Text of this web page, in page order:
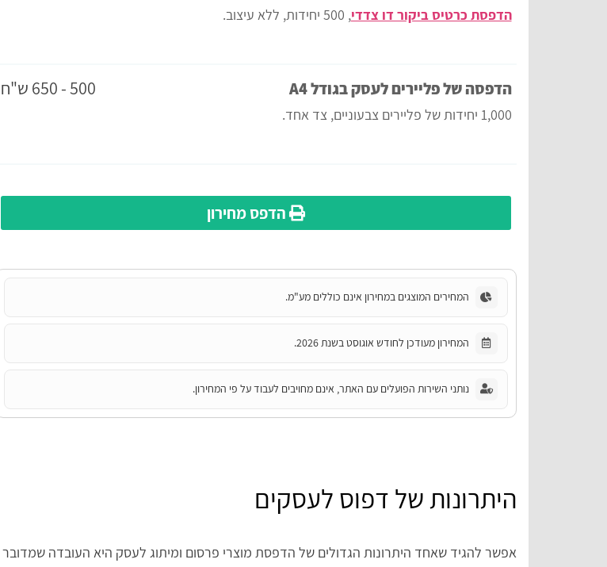
הדפסת כרטיס ביקור דו צדדי, 500 יחידות, ללא עיצוב.
הדפסה של פליירים לעסק בגודל A4
1,000 יחידות של פליירים צבעוניים, צד אחד.
500 - 650 ש"ח
הדפס מחירון
המחירים המוצגים במחירון אינם כוללים מע"מ.
המחירון מעודכן לחודש אוגוסט בשנת 2026.
נותני השירות הפועלים עם האתר, אינם מחויבים לעבוד על פי המחירון.
היתרונות של דפוס לעסקים
אפשר להגיד שאחד היתרונות הגדולים של הדפסת מוצרי פרסום ומיתוג לעסק היא העובדה שמדובר